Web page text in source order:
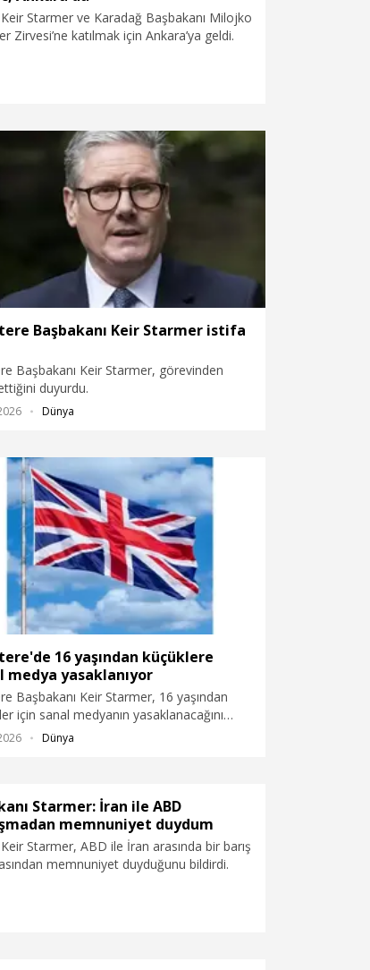
Starmer ve Karadağ Başbakanı Milojko
Zirvesi’ne katılmak için Ankara’ya geldi.
Başbakanı Keir Starmer istifa
Başbakanı Keir Starmer, görevinden
duyurdu.
Dünya
16 yaşından küçüklere
medya yasaklanıyor
Başbakanı Keir Starmer, 16 yaşından
için sanal medyanın yasaklanacağını
Dünya
Starmer: İran ile ABD
memnuniyet duydum
Starmer, ABD ile İran arasında bir barış
memnuniyet duyduğunu bildirdi.